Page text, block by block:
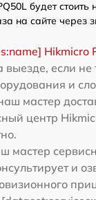
будет
на сайте через
Hikmicro
выезде, если не
и
мастер
центр
мастер
и